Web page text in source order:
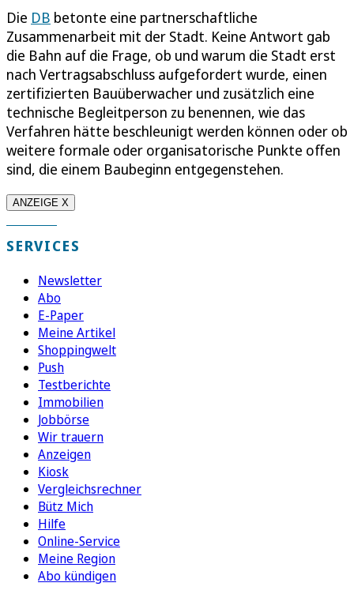
Die DB betonte eine partnerschaftliche
Zusammenarbeit mit der Stadt. Keine Antwort gab
die Bahn auf die Frage, ob und warum die Stadt erst
nach Vertragsabschluss aufgefordert wurde, einen
zertifizierten Bauüberwacher und zusätzlich eine
technische Begleitperson zu benennen, wie das
Verfahren hätte beschleunigt werden können oder ob
weitere formale oder organisatorische Punkte offen
sind, die einem Baubeginn entgegenstehen.
ANZEIGE X
SERVICES
Newsletter
Abo
E-Paper
Meine Artikel
Shoppingwelt
Push
Testberichte
Immobilien
Jobbörse
Wir trauern
Anzeigen
Kiosk
Vergleichsrechner
Bütz Mich
Hilfe
Online-Service
Meine Region
Abo kündigen